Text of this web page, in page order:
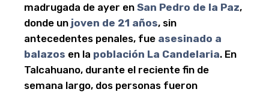
madrugada de ayer en San Pedro de la Paz,
donde un joven de 21 años, sin
antecedentes penales, fue asesinado a
balazos en la población La Candelaria. En
Talcahuano, durante el reciente fin de
semana largo, dos personas fueron